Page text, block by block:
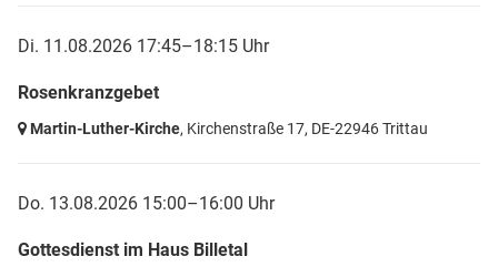
Di. 11.08.2026 17:45–18:15 Uhr
Rosenkranzgebet
Martin-Luther-Kirche, Kirchenstraße 17, DE-22946 Trittau
Do. 13.08.2026 15:00–16:00 Uhr
Gottesdienst im Haus Billetal